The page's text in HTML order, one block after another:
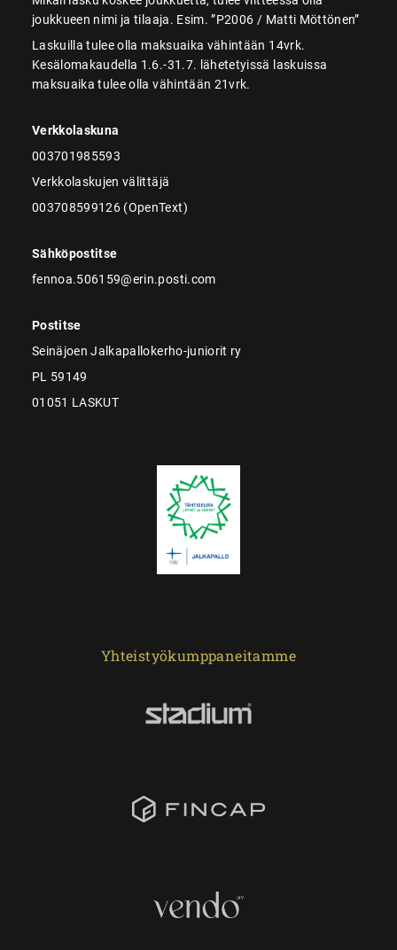
joukkueen nimi ja tilaaja. Esim. ”P2006 / Matti Möttönen”
Laskuilla tulee olla maksuaika vähintään 14vrk.
Kesälomakaudella 1.6.-31.7. lähetetyissä laskuissa
maksuaika tulee olla vähintään 21vrk.
Verkkolaskuna
003701985593
Verkkolaskujen välittäjä
003708599126 (OpenText)
Sähköpostitse
fennoa.506159@erin.posti.com
Postitse
Seinäjoen Jalkapallokerho-juniorit ry
PL 59149
01051 LASKUT
Yhteistyökumppaneitamme